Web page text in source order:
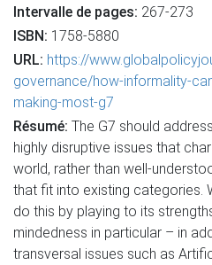
Intervalle de pages: 267-273
ISBN: 1758-5880
URL: https://
governance/how-informality-
making-most-g7
Résumé: The G7 should
highly disruptive issues that
world, rather than
that fit into existing categories.
do this by playing to its
mindedness in particular – in
transversal issues such as